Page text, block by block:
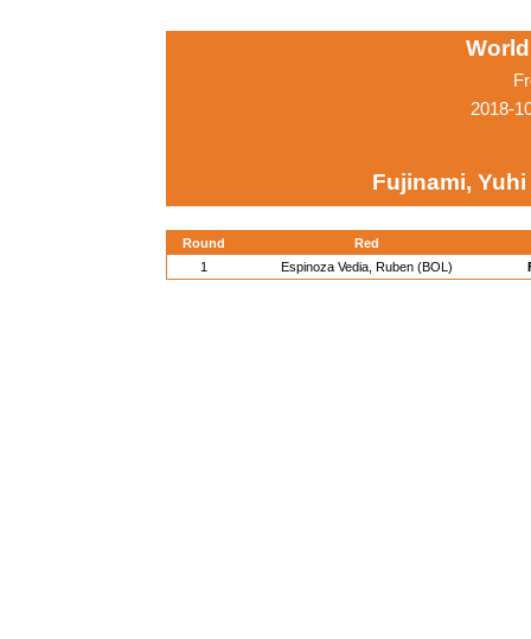
2018-
Fujinami, Yuhi
Round
Red
1
Espinoza Vedia, Ruben (BOL)